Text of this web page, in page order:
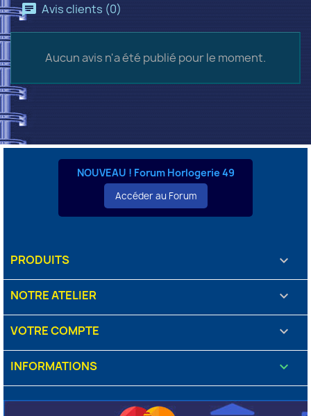
Avis clients (0)
Aucun avis n'a été publié pour le moment.
NOUVEAU ! Forum Horlogerie 49
Accéder au Forum
PRODUITS 
NOTRE ATELIER 
VOTRE COMPTE 
INFORMATIONS keyboard_arrow_down